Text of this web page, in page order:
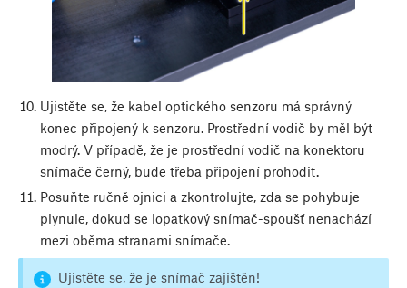
Ujistěte se, že kabel optického senzoru má správný
konec připojený k senzoru. Prostřední vodič by měl být
modrý. V případě, že je prostřední vodič na konektoru
snímače černý, bude třeba připojení prohodit.
Posuňte ručně ojnici a zkontrolujte, zda se pohybuje
plynule, dokud se lopatkový snímač-spoušť nenachází
mezi oběma stranami snímače.
Ujistěte se, že je snímač zajištěn!